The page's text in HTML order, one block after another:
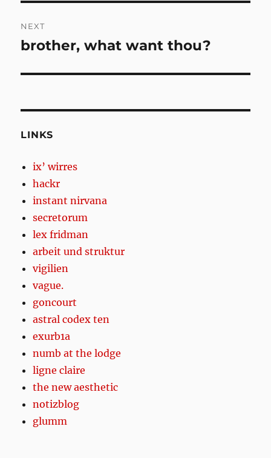
NEXT
Next
brother, what want thou?
LINKS
ix’ wirres
hackr
instant nirvana
secretorum
lex fridman
arbeit und struktur
vigilien
vague.
goncourt
astral codex ten
exurb1a
numb at the lodge
ligne claire
the new aesthetic
notizblog
glumm